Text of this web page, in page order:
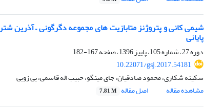
شیمی کانی و پتروژنز متابازیت های مجموعه دگرگونی –
پایانی
دوره 27، شماره 105، پاییز 1396، صفحه
167-182
10.22071/gsj.2017.54181
سکینه شکاری، محمود صادقیان، جای مینگو، حبیب اله قاسمی، یی زویی
مشاهده مقاله
اصل مقاله 7.81 M